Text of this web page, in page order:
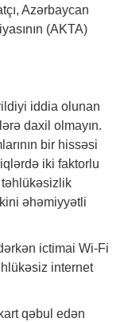
Azərbaycan
(AKTA)
iddia olunan
daxil olmayın.
bir hissəsi
iki faktorlu
təhlükəsizlik
əhəmiyyətli
ictimai Wi-Fi
internet
qəbul edən